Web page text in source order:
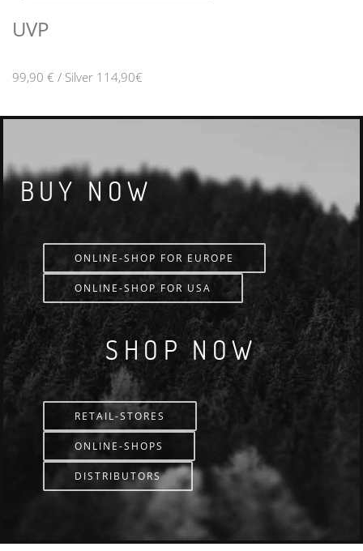
UVP
99,90 € / Silver 114,90€
BUY NOW
ONLINE-SHOP FOR EUROPE
ONLINE-SHOP FOR USA
SHOP NOW
RETAIL-STORES
ONLINE-SHOPS
DISTRIBUTORS